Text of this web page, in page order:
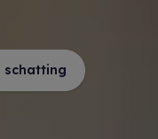
schatting